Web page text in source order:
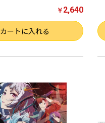
￥ 2,640
カートに入れる 数